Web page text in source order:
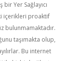
Yer Sağlayıcı
içerikleri proaktif
bulunmamaktadır.
taşımakta olup,
Bu internet